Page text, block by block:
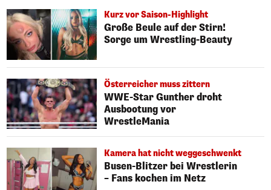
Kurz vor Saison-Highlight
Große Beule auf der Stirn!
Sorge um Wrestling-Beauty
Österreicher muss zittern
WWE-Star Gunther droht
Ausbootung vor
WrestleMania
Kamera hat nicht weggeschwenkt
Busen-Blitzer bei Wrestlerin
– Fans kochen im Netz